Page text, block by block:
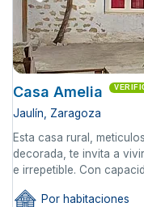
Casa Amelia
Jaulín, Zaragoza
Esta casa rural,
decorada, te invita a
e irrepetible. Con
Por habitaciones